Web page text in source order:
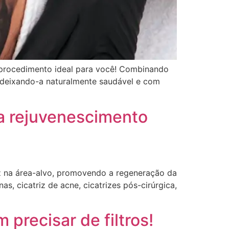
ideal para você! Combinando
a naturalmente saudável e com
rejuvenescimento
área-alvo, promovendo a regeneração da
cicatriz de acne, cicatrizes pós-cirúrgica,
precisar de filtros!